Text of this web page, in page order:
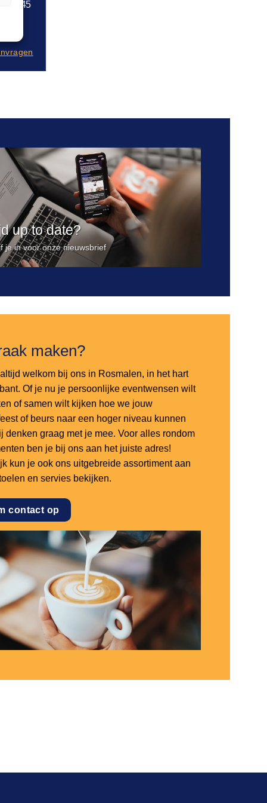
0,45
up to date?
je in voor onze nieuwsbrief
maken?
welkom bij ons in Rosmalen, in het hart
Of je nu je persoonlijke eventwensen wilt
of samen wilt kijken hoe we jouw
of beurs naar een hoger niveau kunnen
denken graag met je mee. Voor alles rondom
ben je bij ons aan het juiste adres!
kun je ook ons uitgebreide assortiment aan
en servies bekijken.
contact op